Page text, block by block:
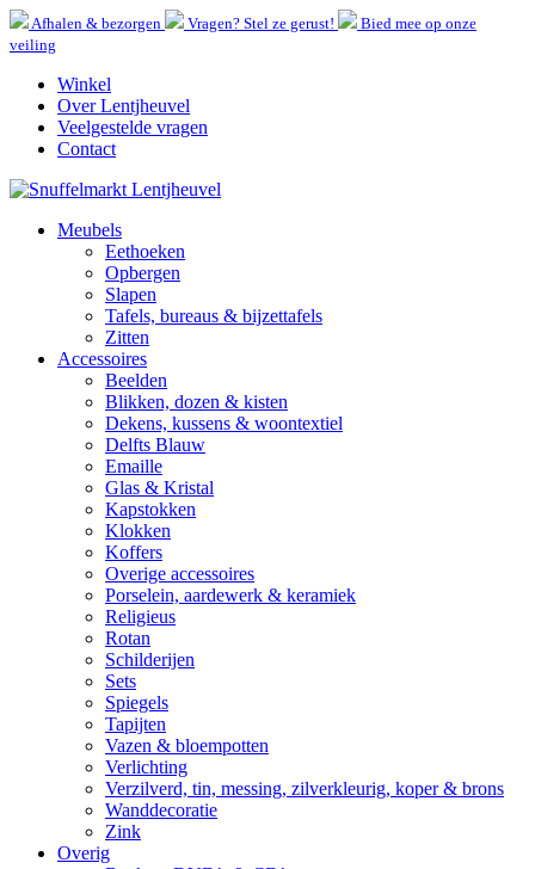
Afhalen & bezorgen Vragen? Stel ze gerust!
Bied mee op onze
veiling
Winkel
Over Lentjheuvel
Veelgestelde vragen
Contact
Meubels
Eethoeken
Opbergen
Slapen
Tafels, bureaus & bijzettafels
Zitten
Accessoires
Beelden
Blikken, dozen & kisten
Dekens, kussens & woontextiel
Delfts Blauw
Emaille
Glas & Kristal
Kapstokken
Klokken
Koffers
Overige accessoires
Porselein, aardewerk & keramiek
Religieus
Rotan
Schilderijen
Sets
Spiegels
Tapijten
Vazen & bloempotten
Verlichting
Verzilverd, tin, messing, zilverkleurig, koper & brons
Wanddecoratie
Zink
Overig